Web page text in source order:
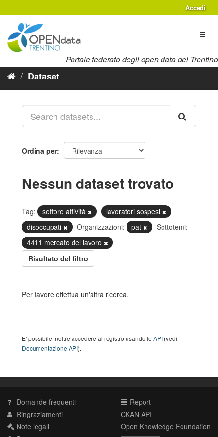
al
contenuto
Accedi
Portale federato degli open data del Trentino
Dataset
Ordina per
Nessun dataset trovato
Tag: settore attività
lavoratori sospesi
disoccupati
Organizzazioni: pat
Sottotemi:
4411 mercato del lavoro
Risultato del filtro
Per favore effettua un'altra ricerca.
E' possibile inoltre accedere al registro usando le API (vedi
Documentazione API).
Domande frequenti
Ringraziamenti
Note legali
Report
CKAN API
Open Knowledge Foundation